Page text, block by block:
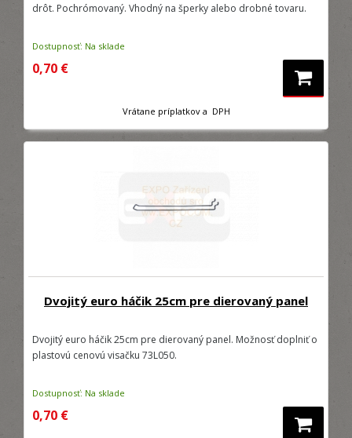
drôt. Pochrómovaný. Vhodný na šperky alebo drobné tovaru.
Dostupnosť: Na sklade
0,70 €
Vrátane príplatkov a DPH
Dvojitý euro háčik 25cm pre dierovaný panel
Dvojitý euro háčik 25cm pre dierovaný panel. Možnosť doplniť o
plastovú cenovú visačku 73L050.
Dostupnosť: Na sklade
0,70 €